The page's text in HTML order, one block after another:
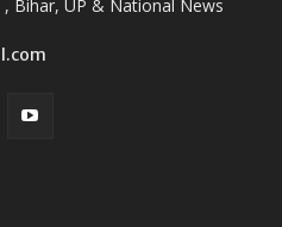
Bihar, UP & National News